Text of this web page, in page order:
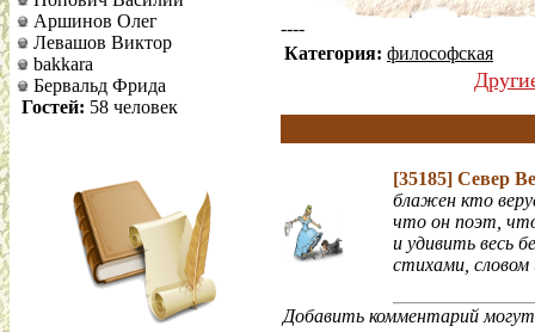
Аршинов Олег
Левашов Виктор
bakkara
Бервальд Фрида
Гостей: 58 человек
----
Категория: философская
[35185] Север
блажен кто
что он поэт,
и удивить весь
стихами, словом
Добавить комментарий